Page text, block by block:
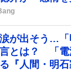
が出そう…「
とは？ 「電
『人間・明